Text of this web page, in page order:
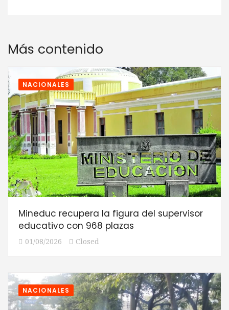
Más contenido
NACIONALES
Mineduc recupera la figura del supervisor
educativo con 968 plazas
01/08/2026 Closed
NACIONALES